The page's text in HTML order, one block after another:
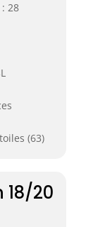
28
(63)
20